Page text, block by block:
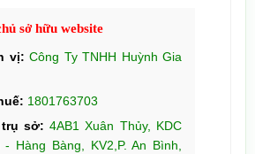
sở hữu website
vị: Công Ty TNHH Huỳnh Gia
1801763703
sở: 4AB1 Xuân Thủy, KDC
Hàng Bàng, KV2,P. An Bình,